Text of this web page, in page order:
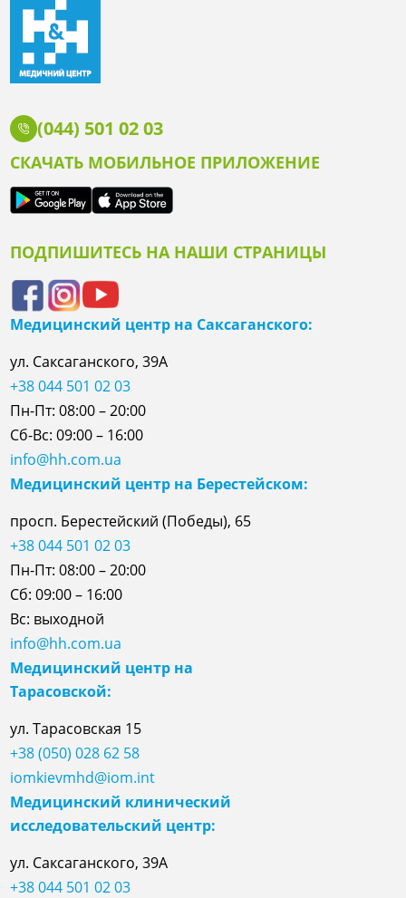
(044) 501 02 03
СКАЧАТЬ МОБИЛЬНОЕ ПРИЛОЖЕНИЕ
ПОДПИШИТЕСЬ НА НАШИ СТРАНИЦЫ
Медицинский центр на Саксаганского:
ул. Саксаганского, 39А
+38 044 501 02 03
Пн-Пт: 08:00 – 20:00
Сб-Вс: 09:00 – 16:00
info@hh.com.ua
Медицинский центр на Берестейском:
просп. Берестейский (Победы), 65
+38 044 501 02 03
Пн-Пт: 08:00 – 20:00
Сб: 09:00 – 16:00
Вс: выходной
info@hh.com.ua
Медицинский центр на
Тарасовской:
ул.Тарасовская 15
+38 (050) 028 62 58
iomkievmhd@iom.int
Медицинский клинический
исследовательский центр:
ул. Саксаганского, 39А
+38 044 501 02 03